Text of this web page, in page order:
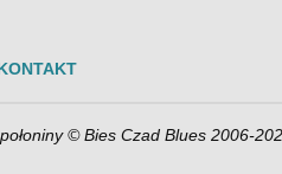
KONTAKT
© Bies Czad Blues 2006-